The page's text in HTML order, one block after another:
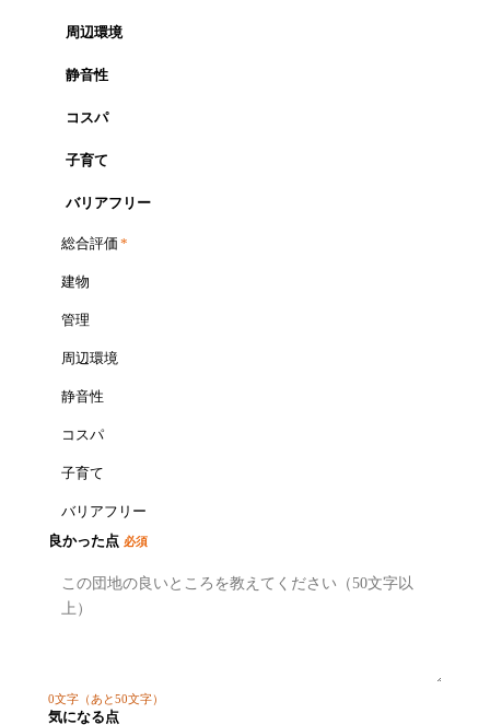
周辺環境
静音性
コスパ
子育て
バリアフリー
総合評価 *
建物
管理
周辺環境
静音性
コスパ
子育て
バリアフリー
良かった点 必須
0文字 （あと50文字）
気になる点